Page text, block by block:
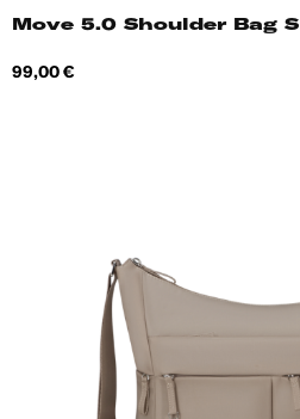
Move 5.0 Shoulder Bag S
Hind
99,00 €